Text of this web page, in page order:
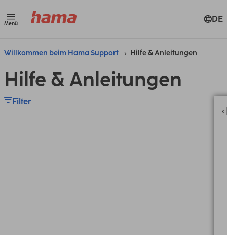
Menü DE
Willkommen beim Hama Support Hilfe & Anleitungen
Hilfe & Anleitungen
Filter